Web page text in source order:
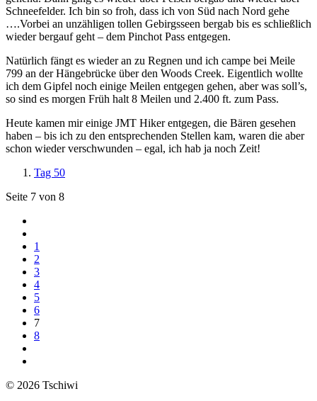
Schneefelder. Ich bin so froh, dass ich von Süd nach Nord gehe
….Vorbei an unzähligen tollen Gebirgsseen bergab bis es schließlich
wieder bergauf geht – dem Pinchot Pass entgegen.
Natürlich fängt es wieder an zu Regnen und ich campe bei Meile
799 an der Hängebrücke über den Woods Creek. Eigentlich wollte
ich dem Gipfel noch einige Meilen entgegen gehen, aber was soll’s,
so sind es morgen Früh halt 8 Meilen und 2.400 ft. zum Pass.
Heute kamen mir einige JMT Hiker entgegen, die Bären gesehen
haben – bis ich zu den entsprechenden Stellen kam, waren die aber
schon wieder verschwunden – egal, ich hab ja noch Zeit!
Tag 50
Seite 7 von 8
1
2
3
4
5
6
7
8
© 2026 Tschiwi